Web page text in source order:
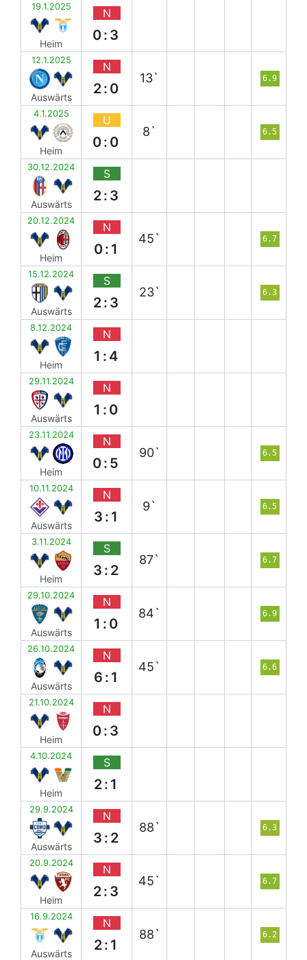
19.1.2025
Heim
N
0:3
12.1.2025
Auswärts
N
2:0
13` 6.9
4.1.2025
Heim
U
0:0
8` 6.5
30.12.2024
Auswärts
S
2:3
20.12.2024
Heim
N
0:1
45` 6.7
15.12.2024
Auswärts
S
2:3
23` 6.3
8.12.2024
Heim
N
1:4
29.11.2024
Auswärts
N
1:0
23.11.2024
Heim
N
0:5
90` 6.5
10.11.2024
Auswärts
N
3:1
9` 6.5
3.11.2024
Heim
S
3:2
87` 6.7
29.10.2024
Auswärts
N
1:0
84` 6.9
26.10.2024
Auswärts
N
6:1
45` 6.6
21.10.2024
Heim
N
0:3
4.10.2024
Heim
S
2:1
29.9.2024
Auswärts
N
3:2
88` 6.3
20.9.2024
Heim
N
2:3
45` 6.7
16.9.2024
Auswärts
N
2:1
88` 6.2